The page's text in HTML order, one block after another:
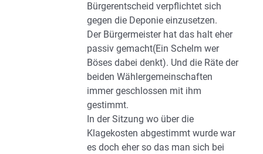
Bürgerentscheid verpflichtet sich
gegen die Deponie einzusetzen.
Der Bürgermeister hat das halt eher
passiv gemacht(Ein Schelm wer
Böses dabei denkt). Und die Räte der
beiden Wählergemeinschaften
immer geschlossen mit ihm
gestimmt.
In der Sitzung wo über die
Klagekosten abgestimmt wurde war
es doch eher so das man sich bei